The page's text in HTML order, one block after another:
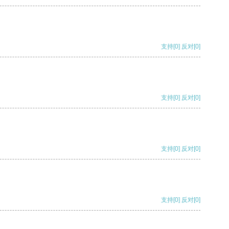
支持[0] 反对[0]
支持[0] 反对[0]
支持[0] 反对[0]
支持[0] 反对[0]